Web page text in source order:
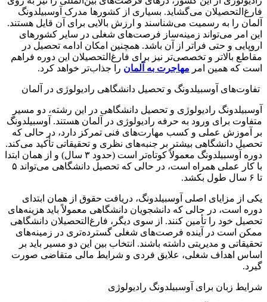
فارغ‌التحصیلان می‌گشاید. بسیاری از کشورها مدرک آوسبیلدونگ
آلمان را به رسمیت می‌شناسند و ارزش بالایی برای آن قایل هستند.
این امر می‌تواند زمینه‌ساز فرصت‌های شغلی در سایر کشورهای
اروپایی و حتی فراتر از آن باشد. همچنین امکان ادامه تحصیل در
مقاطع بالاتر و تخصصی‌تر نیز برای فارغ‌التحصیلان این دوره فراهم
است که همین امر مهاجرت به آلمان را جذاب‌تر خواهد کرد.
تفاوت‌های آوسبیلدونگ و تحصیل دانشگاهی رادیولوژی در آلمان
آوسبیلدونگ رادیولوژی و تحصیل دانشگاهی در این رشته، دو مسیر
متفاوت برای ورود به حرفه رادیولوژی در آلمان هستند. آوسبیلدونگ
بر آموزش عملی و کسب مهارت‌های فنی تمرکز دارد، در حالی که
تحصیل دانشگاهی بیشتر بر جنبه‌های نظری و تحقیقاتی تأکید می‌کند.
دوره آوسبیلدونگ معمولاً کوتاه‌تر است (حدود ۳ سال) و از همان ابتدا
با کار عملی همراه است، در حالی که تحصیل دانشگاهی می‌تواند ۵
تا ۶ سال طول بکشد.
یکی از مزایای اصلی آوسبیلدونگ، دریافت حقوق از همان ابتدای
دوره است، در حالی که دانشجویان دانشگاهی معمولاً باید هزینه‌های
تحصیل خود را تأمین کنند. از سوی دیگر، فارغ‌التحصیلان دانشگاهی
ممکن است در آینده فرصت‌های شغلی گسترده‌تری در زمینه‌های
تحقیقاتی و مدیریتی داشته باشند. انتخاب بین این دو مسیر باید بر
اساس اهداف شغلی، علایق فردی و شرایط مالی متقاضی صورت
گیرد.
شرایط زبان برای آوسبیلدونگ رادیولوژی